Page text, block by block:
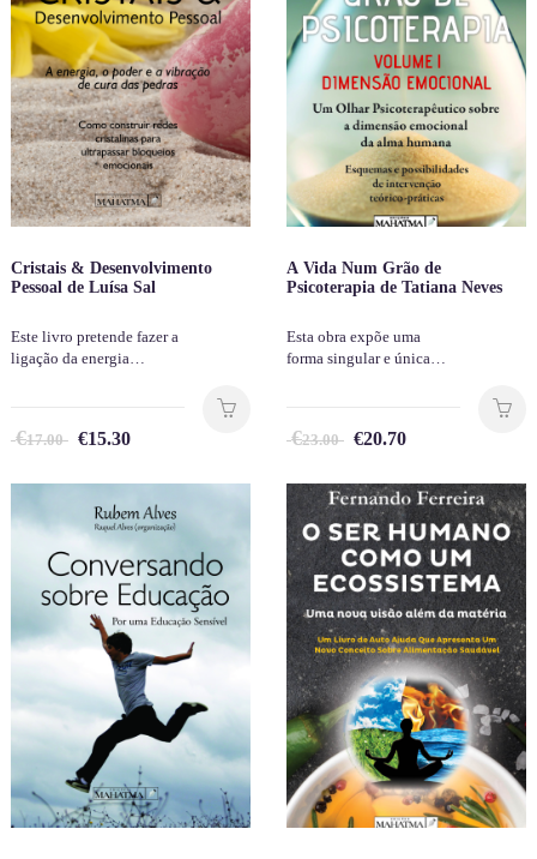
Cristais & Desenvolvimento
Pessoal de Luísa Sal
Este livro pretende fazer a
ligação da energia…
€17.00 €15.30
A Vida Num Grão de
Psicoterapia de Tatiana Neves
Esta obra expõe uma
forma singular e única…
€23.00 €20.70